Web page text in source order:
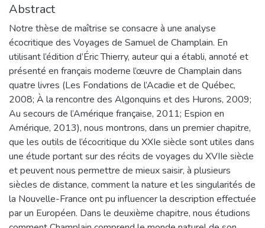
Abstract
Notre thèse de maîtrise se consacre à une analyse
écocritique des Voyages de Samuel de Champlain. En
utilisant l’édition d’Éric Thierry, auteur qui a établi, annoté et
présenté en français moderne l’œuvre de Champlain dans
quatre livres (Les Fondations de l’Acadie et de Québec,
2008; À la rencontre des Algonquins et des Hurons, 2009;
Au secours de l’Amérique française, 2011; Espion en
Amérique, 2013), nous montrons, dans un premier chapitre,
que les outils de l’écocritique du XXIe siècle sont utiles dans
une étude portant sur des récits de voyages du XVIIe siècle
et peuvent nous permettre de mieux saisir, à plusieurs
siècles de distance, comment la nature et les singularités de
la Nouvelle-France ont pu influencer la description effectuée
par un Européen. Dans le deuxième chapitre, nous étudions